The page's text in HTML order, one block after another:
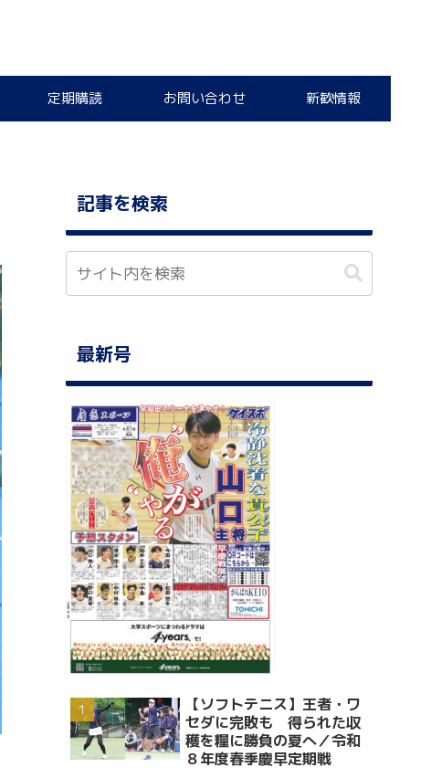
定期購読 お問い合わせ 新歓情報
記事を検索
最新号
【ソフトテニス】王者・ワ
セダに完敗も 得られた収
穫を糧に勝負の夏へ／令和
８年度春季慶早定期戦